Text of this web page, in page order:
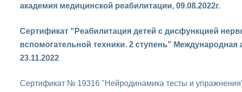
академия медицинской реабилитации, 09.08.2022г.
Сертификат "Реабилитация детей с дисфункцией
вспомогательной техники. 2 ступень"
23.11.2022
Сертификат № 19316 "Нейродинамика тесты и